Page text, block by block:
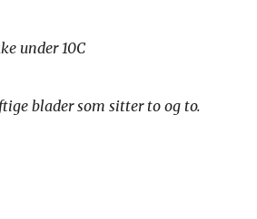
under 10C
blader som sitter to og to.